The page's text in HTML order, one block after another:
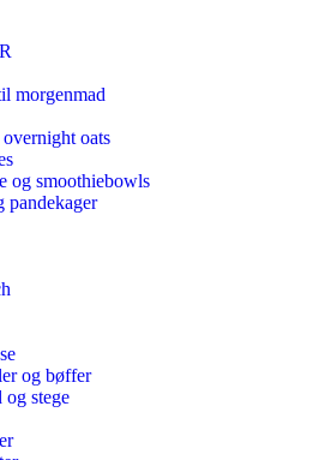
morgenmad
oats
og smoothiebowls
pandekager
og bøffer
og stege